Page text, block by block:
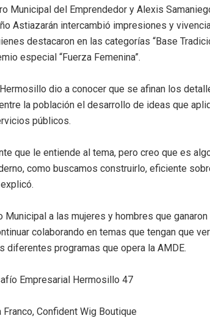
Municipal del Emprendedor y Alexis
Astiazarán intercambió impresiones y
destacaron en las categorías “Base
especial “Fuerza Femenina”.
dio a conocer que se afinan los
la población el desarrollo de ideas que
públicos.
que le entiende al tema, pero creo que es
como buscamos construirlo, eficiente
Municipal a las mujeres y hombres que
colaborando en temas que tengan que
diferentes programas que opera la AMDE.
Empresarial Hermosillo 47
Confident Wig Boutique